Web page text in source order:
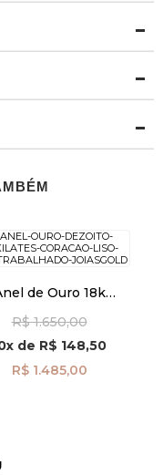
de Ouro 18k
an41955
R$ 1.650,00
de R$ 148,50
R$ 1.485,00